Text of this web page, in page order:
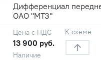
Дифференциал
ОАО "МТЗ"
Наличие
Цена с НДС
13 900 руб.
К схеме